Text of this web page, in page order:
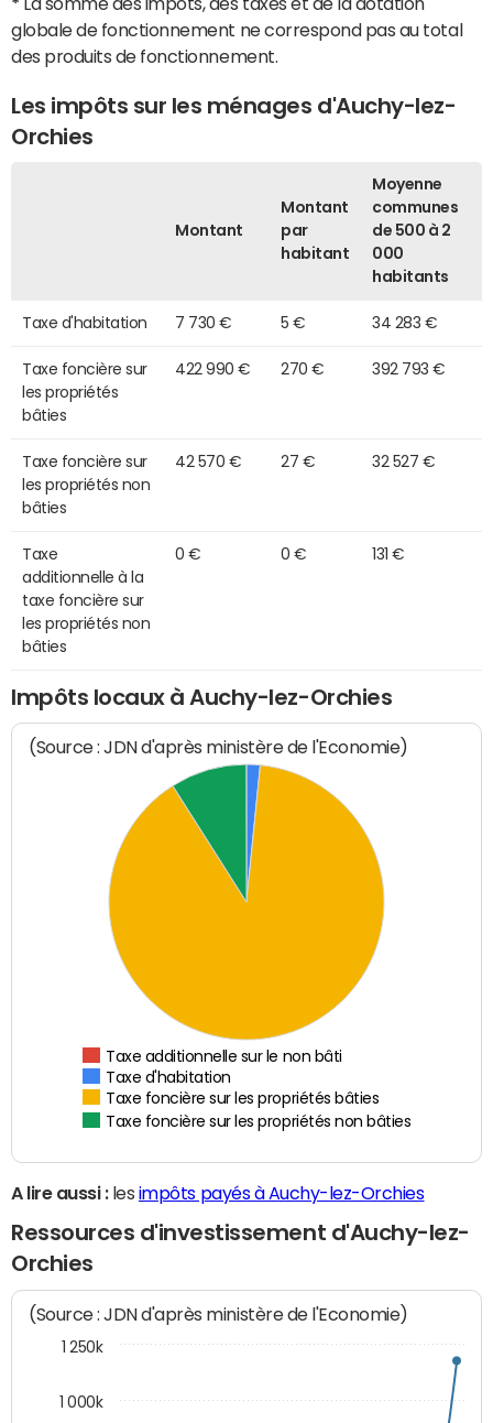
globale de fonctionnement ne correspond pas au total
des produits de fonctionnement.
Les impôts sur les ménages d'Auchy-lez-
Orchies
Montant
Montant
par
habitant
Moyenne
communes
de 500 à 2
000
habitants
Taxe d'habitation 7 730 € 5 € 34 283 €
Taxe foncière sur
les propriétés
bâties
422 990 € 270 € 392 793 €
Taxe foncière sur
les propriétés non
bâties
42 570 € 27 € 32 527 €
Taxe
additionnelle à la
taxe foncière sur
les propriétés non
bâties
0 € 0 € 131 €
Impôts locaux à Auchy-lez-Orchies
(Source : JDN d'après ministère de l'Economie)
Taxe additionnelle sur le non bâti
Taxe d'habitation
Taxe foncière sur les propriétés bâties
Taxe foncière sur les propriétés non bâties
A lire aussi :les impôts payés à Auchy-lez-Orchies
Ressources d'investissement d'Auchy-lez-
Orchies
(Source : JDN d'après ministère de l'Economie)
1 000k
1 250k